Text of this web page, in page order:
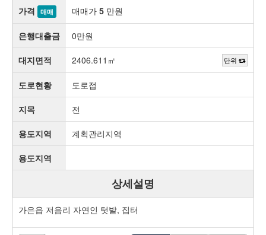
가격 매매 매매가 5 만원
은행대출금 0만원
대지면적 2406.611㎡ 단위
도로현황 도로접
지목 전
용도지역 계획관리지역
용도지역
상세설명
가은읍 저음리 자연인 텃밭, 집터